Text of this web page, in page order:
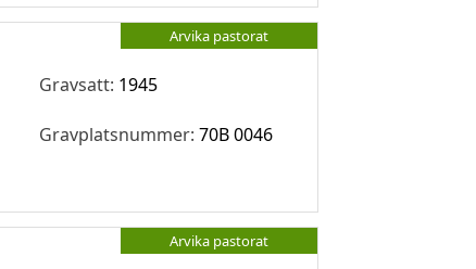
Arvika pastorat
Gravsatt: 1945
Gravplatsnummer: 70B 0046
Arvika pastorat